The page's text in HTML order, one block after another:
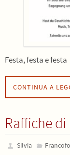
Festa, festa e festa
CONTINUA A
Raffiche
Silvia